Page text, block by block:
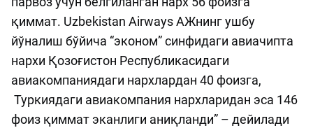
қиммат. Uzbekistan Airways АЖнинг ушбу
йўналиш бўйича “эконом” синфидаги авиачипта
нархи Қозоғистон Республикасидаги
авиакомпаниядаги нархлардан 40 фоизга,
Туркиядаги авиакомпания нархларидан эса 146
фоиз қиммат эканлиги аниқланди” – дейилади